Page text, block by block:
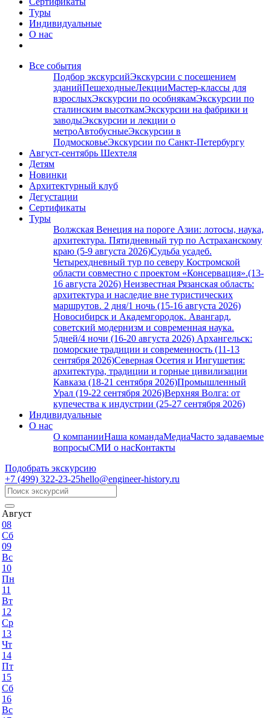
Туры
Индивидуальные
О нас
Все события
Подбор экскурсийЭкскурсии с посещением
зданийПешеходныеЛекцииМастер-классы для
взрослыхЭкскурсии по особнякамЭкскурсии по
сталинским высоткамЭкскурсии на фабрики и
заводыЭкскурсии и лекции о
метроАвтобусныеЭкскурсии в
ПодмосковьеЭкскурсии по Санкт-Петербургу
Август-сентябрь Шехтеля
Детям
Новинки
Архитектурный клуб
Дегустации
Сертификаты
Туры
Волжская Венеция на пороге Азии: лотосы, наука,
архитектура. Пятидневный тур по Астраханскому
краю (5-9 августа 2026)Судьба усадеб.
Четырехдневный тур по северу Костромской
области совместно с проектом «Консервация».(13-
16 августа 2026) Неизвестная Рязанская область:
архитектура и наследие вне туристических
маршрутов. 2 дня/1 ночь (15-16 августа 2026)
Новосибирск и Академгородок. Авангард,
советский модернизм и современная наука.
5дней/4 ночи (16-20 августа 2026) Архангельск:
поморские традиции и современность (11-13
сентября 2026)Северная Осетия и Ингушетия:
архитектура, традиции и горные цивилизации
Кавказа (18-21 сентября 2026)Промышленный
Урал (19-22 сентября 2026)Верхняя Волга: от
купечества к индустрии (25-27 сентября 2026)
Индивидуальные
О нас
О компанииНаша командаМедиаЧасто задаваемые
вопросыСМИ о насКонтакты
Подобрать экскурсию
+7 (499) 322-23-25hello@engineer-history.ru
Август
08
Сб
09
Вс
10
Пн
11
Вт
12
Ср
13
Чт
14
Пт
15
Сб
16
Вс